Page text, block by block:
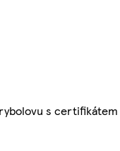
s certifikátem